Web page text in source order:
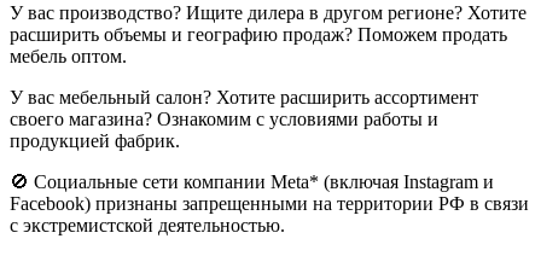
У вас производство? Ищите дилера в другом регионе? Хотите
расширить объемы и географию продаж? Поможем продать
мебель оптом.
У вас мебельный салон? Хотите расширить ассортимент
своего магазина? Ознакомим с условиями работы и
продукцией фабрик.
🚫 Социальные сети компании Meta* (включая Instagram и
Facebook) признаны запрещенными на территории РФ в связи
с экстремистской деятельностью.